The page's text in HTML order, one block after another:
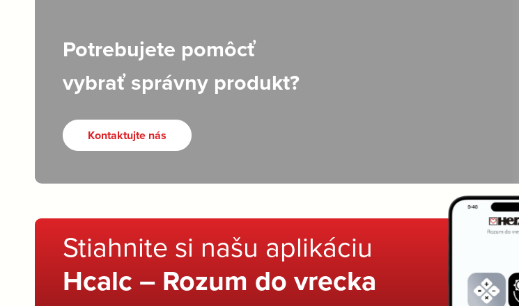
Potrebujete pomôcť
vybrať správny produkt?
Kontaktujte nás
Stiahnite si našu aplikáciu
Hcalc – Rozum do vrecka